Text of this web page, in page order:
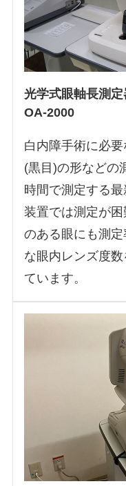
光学式眼軸長測
OA-2000
白内障手術に必
(黒目)の形などの
時間で測定する
装置では測定が
のある眼にも測
な眼内レンズ度
ています。